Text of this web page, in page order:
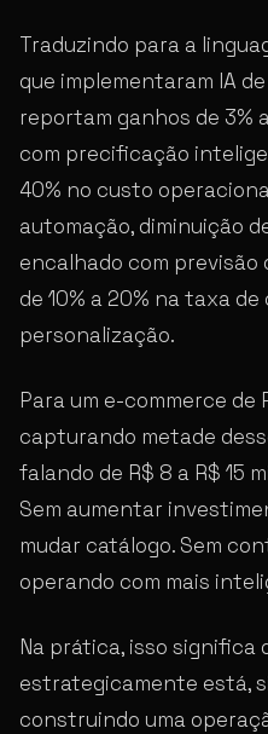
Traduzindo para a
que implementaram IA
reportam ganhos de 3%
com precificação
40% no custo
automação, diminuição
encalhado com previsão
de 10% a 20% na taxa
personalização.
Para um e-commerce de
capturando metade
falando de R$ 8 a R$ 15
Sem aumentar
mudar catálogo. Sem
operando com mais
Na prática, isso significa
estrategicamente está,
construindo uma